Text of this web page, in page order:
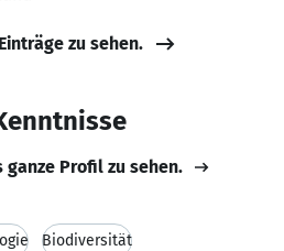
zu sehen.
ganze Profil zu sehen.
Biodiversität